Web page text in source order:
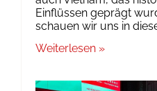
Einflüssen geprägt
schauen wir uns in
Weiterlesen »